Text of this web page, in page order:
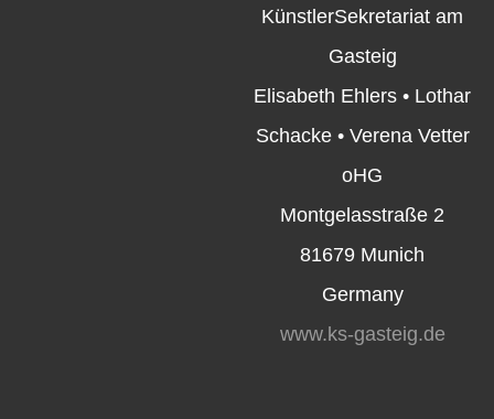
KünstlerSekretariat am
Gasteig
Elisabeth Ehlers • Lothar
Schacke • Verena Vetter
oHG
Montgelasstraße 2
81679 Munich
Germany
www.ks-gasteig.de